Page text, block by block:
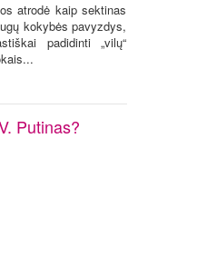
atrodė kaip sektinas
kokybės pavyzdys,
padidinti „vilų“
Putinas?